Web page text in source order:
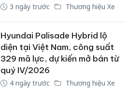
3 ngày trước Thương hiệu Xe
Hyundai Palisade Hybrid lộ
diện tại Việt Nam, công suất
329 mã lực, dự kiến mở bán từ
quý IV/2026
4 ngày trước Thương hiệu Xe